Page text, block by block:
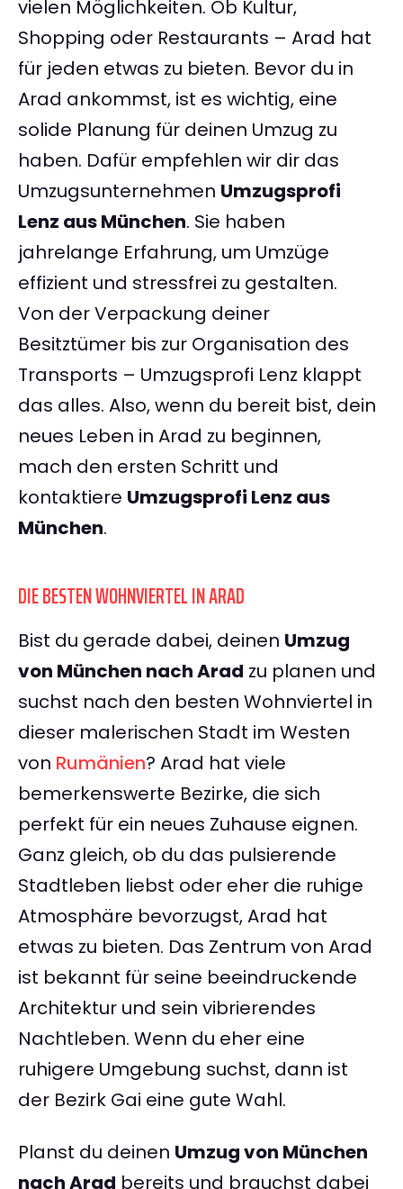
vielen Möglichkeiten. Ob Kultur,
Shopping oder Restaurants – Arad hat
für jeden etwas zu bieten. Bevor du in
Arad ankommst, ist es wichtig, eine
solide Planung für deinen Umzug zu
haben. Dafür empfehlen wir dir das
Umzugsunternehmen Umzugsprofi
Lenz aus München. Sie haben
jahrelange Erfahrung, um Umzüge
effizient und stressfrei zu gestalten.
Von der Verpackung deiner
Besitztümer bis zur Organisation des
Transports – Umzugsprofi Lenz klappt
das alles. Also, wenn du bereit bist, dein
neues Leben in Arad zu beginnen,
mach den ersten Schritt und
kontaktiere Umzugsprofi Lenz aus
München.
DIE BESTEN WOHNVIERTEL IN ARAD
Bist du gerade dabei, deinen Umzug
von München nach Arad zu planen und
suchst nach den besten Wohnviertel in
dieser malerischen Stadt im Westen
von Rumänien? Arad hat viele
bemerkenswerte Bezirke, die sich
perfekt für ein neues Zuhause eignen.
Ganz gleich, ob du das pulsierende
Stadtleben liebst oder eher die ruhige
Atmosphäre bevorzugst, Arad hat
etwas zu bieten. Das Zentrum von Arad
ist bekannt für seine beeindruckende
Architektur und sein vibrierendes
Nachtleben. Wenn du eher eine
ruhigere Umgebung suchst, dann ist
der Bezirk Gai eine gute Wahl.
Planst du deinen Umzug von München
nach Arad bereits und brauchst dabei